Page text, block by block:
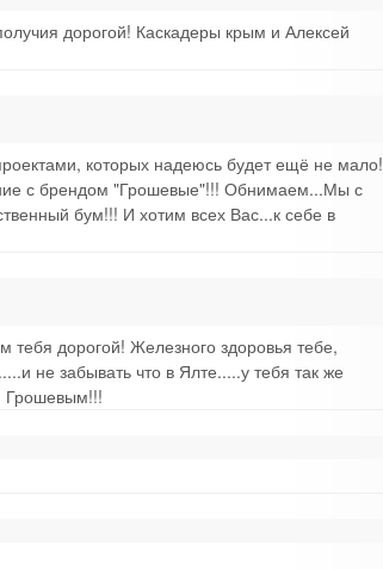
дорогой! Каскадеры крым и Алексей
которых надеюсь будет ещё не мало!
с брендом "Грошевые"!!! Обнимаем...Мы с
бум!!! И хотим всех Вас...к себе в
дорогой! Железного здоровья тебе,
не забывать что в Ялте.....у тебя так же
Грошевым!!!